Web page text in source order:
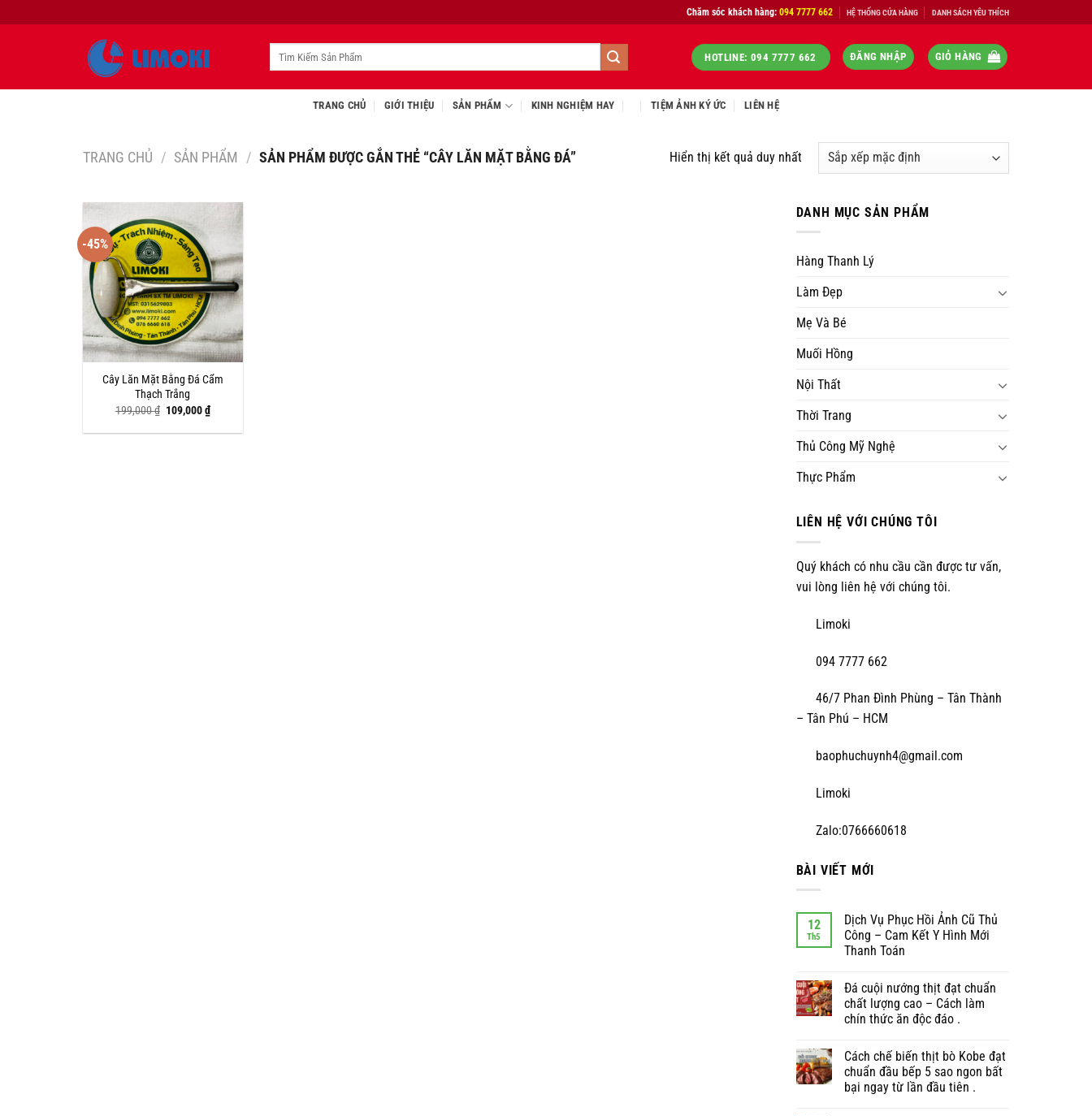
qua
Chăm sóc khách hàng:094 7777 662 HỆ THỐNG CỬA HÀNG DANH SÁCH YÊU THÍCH
HOTLINE: 094 7777 662 ĐĂNG NHẬP GIỎ HÀNG
TRANG CHỦ GIỚI THIỆU SẢN PHẨM KINH NGHIỆM HAY TIỆM ẢNH KÝ ỨC LIÊN HỆ
TRANG CHỦ / SẢN PHẨM / SẢN PHẨM ĐƯỢC GẮN THẺ “CÂY LĂN MẶT BẰNG ĐÁ” Hiển thị kết quả duy nhất
-45%
Cây Lăn Mặt Bằng Đá Cẩm
Thạch Trắng
199,000₫ Giá
là:
109,000₫Giá
hiện
tại
DANH MỤC SẢN PHẨM
Hàng Thanh Lý
Làm Đẹp
Mẹ Và Bé
Muối Hồng
Nội Thất
Thời Trang
Thủ Công Mỹ Nghệ
Thực Phẩm
LIÊN HỆ VỚI CHÚNG TÔI
Quý khách có nhu cầu cần được tư vấn,
vui lòng liên hệ với chúng tôi.
Limoki
094 7777 662
46/7 Phan Đình Phùng – Tân Thành
– Tân Phú – HCM
baophuchuynh4@gmail.com
Limoki
Zalo:0766660618
BÀI VIẾT MỚI
12
Th5
Dịch Vụ Phục Hồi Ảnh Cũ Thủ
Công – Cam Kết Y Hình Mới
Thanh Toán
Đá cuội nướng thịt đạt chuẩn
chất lượng cao – Cách làm
chín thức ăn độc đáo .
Cách chế biến thịt bò Kobe đạt
chuẩn đầu bếp 5 sao ngon bất
bại ngay từ lần đầu tiên .